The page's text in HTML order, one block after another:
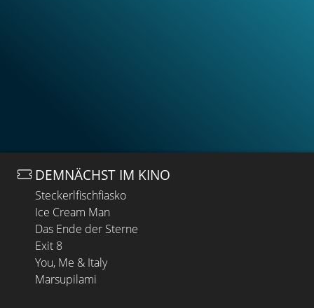
DEMNÄCHST IM KINO
Steckerlfischfiasko
Ice Cream Man
Das Ende der Sterne
Exit 8
You, Me & Italy
Marsupilami